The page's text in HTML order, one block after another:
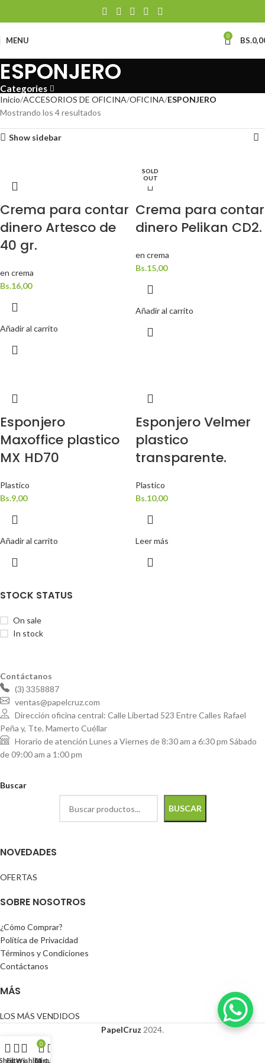
MENU 0 BS.
ESPONJERO
Categories
STOCK STATUS
On sale
In stock
Inicio ACCESORIOS DE OFICINA OFICINA ESPONJERO
Mostrando los 4 resultados
Show sidebar
Crema para contar
dinero Artesco de
40 gr.
en crema
Bs.16,00
Añadir al carrito
Crema para contar
dinero Pelikan CD2.
en crema
Bs.15,00
Añadir al carrito
Esponjero
Maxoffice plastico
MX HD70
Plastico
Bs.9,00
Añadir al carrito
SOLD
OUT
Esponjero Velmer
plastico
transparente.
Plastico
Bs.10,00
Leer más
Contáctanos
(3) 3358887
ventas@papelcruz.com
Dirección oficina central: Calle Libertad 523 Entre Calles Rafael
Peña y, Tte. Mamerto Cuéllar
Horario de atención Lunes a Viernes de 8:30 am a 6:30 pm Sábado
de 09:00 am a 1:00 pm
Buscar
BUSCAR
NOVEDADES
OFERTAS
SOBRE NOSOTROS
¿Cómo Comprar?
Política de Privacidad
Términos y Condiciones
Contáctanos
MÁS
LOS MÁS VENDIDOS
PapelCruz 2024.
ShopFiltersWishlist
0
Cart
Mi cuenta